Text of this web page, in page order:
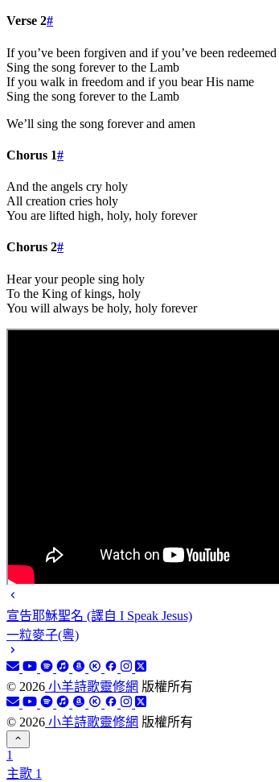
Verse 2#
If you’ve been forgiven and if you’ve been redeemed
Sing the song forever to the Lamb
If you walk in freedom and if you bear His name
Sing the song forever to the Lamb
We’ll sing the song forever and amen
Chorus 1#
And the angels cry holy
All creation cries holy
You are lifted high, holy, holy forever
Chorus 2#
Hear your people sing holy
To the King of kings, holy
You will always be holy, holy forever
宣告耶穌聖名 (譯自 I Speak Jesus)
一粒麥子(粵)
© 2026 小羊詩歌靈修網 版權所有
© 2026 小羊詩歌靈修網 版權所有
1
主歌 1